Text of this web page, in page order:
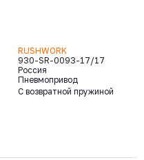
RUSHWORK
930-SR-0093-17/17
Россия
Пневмопривод
С возвратной пружиной